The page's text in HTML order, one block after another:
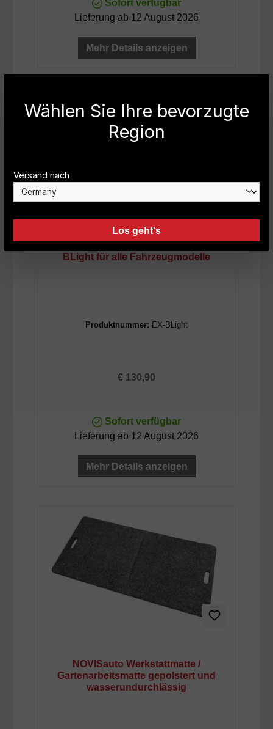
Sofort verfügbar
Lieferung ab 12 August 2026
Mehr Details anzeigen
NOVISauto LED-Lichtsystem EX-
BLight für alle Fahrzeugmodelle
Produktnummer: EX-BLight
Regulärer Preis:
€ 130,90
Sofort verfügbar
Lieferung ab 12 August 2026
Mehr Details anzeigen
NOVISauto Werkstattmatte /
Gartenarbeitsmatte gepolstert und
wasserundurchlässig
Wählen Sie Ihre bevorzugte
Region
Versand nach
Los geht's